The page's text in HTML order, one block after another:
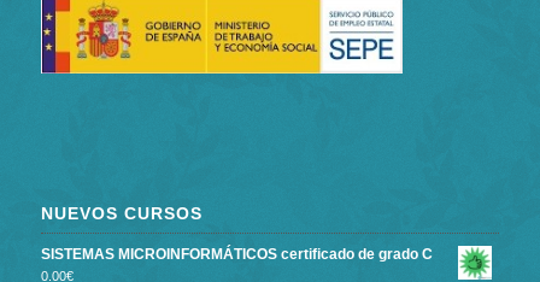
NUEVOS CURSOS
SISTEMAS MICROINFORMÁTICOS certificado de grado C
0.00€